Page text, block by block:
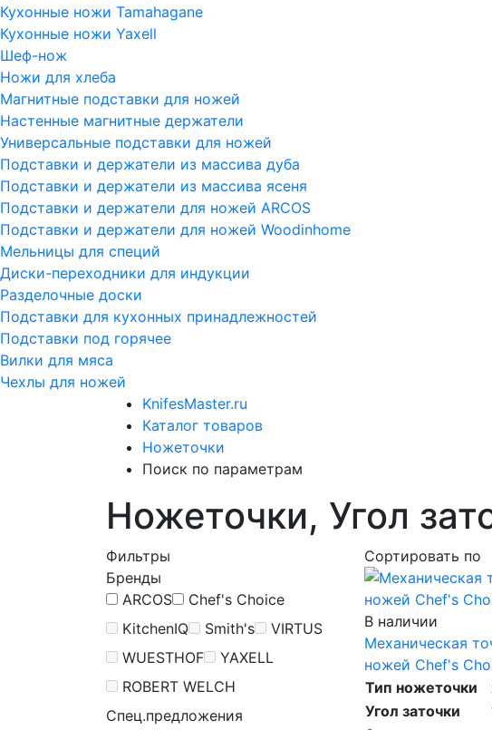
Кухонные ножи Tamahagane
Кухонные ножи Yaxell
Шеф-нож
Ножи для хлеба
Магнитные подставки для ножей
Настенные магнитные держатели
Универсальные подставки для ножей
Подставки и держатели из массива дуба
Подставки и держатели из массива ясеня
Подставки и держатели для ножей ARCOS
Подставки и держатели для ножей Woodinhome
Мельницы для специй
Диски-переходники для индукции
Разделочные доски
Подставки для кухонных принадлежностей
Подставки под горячее
Вилки для мяса
Чехлы для ножей
KnifesMaster.ru
Каталог товаров
Ножеточки
Поиск по параметрам
Ножеточки, Угол
Фильтры
Бренды
ARCOS
Chef's Choice
KitchenIQ
Smith's
VIRTUS
WUESTHOF
YAXELL
ROBERT WELCH
Спец.предложения
Сортировать по
В наличии
Механическая
ножей Chef's
Тип ножеточки
Угол заточки